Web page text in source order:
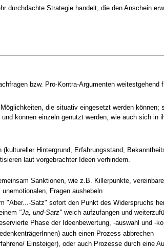
durchdachte Strategie handelt, die den Anschein
bzw. Pro-Kontra-Argumenten weitestgehend
die situativ eingesetzt werden können;
können einzeln genutzt werden, wie auch sich in
Hintergrund, Erfahrungsstand,
laut vorgebrachter Ideen verhindern.
Sanktionen, wie z.B. Killerpunkte,
Fragen aushebeln
Satz" sofort den Punkt des Widerspruchs
"Ja, und-Satz"weich aufzufangen und
Phase der Ideenbewertung, -auswahl und -
auch einen Prozess abbrechen
Einsteiger), oder auch Prozesse durch eine